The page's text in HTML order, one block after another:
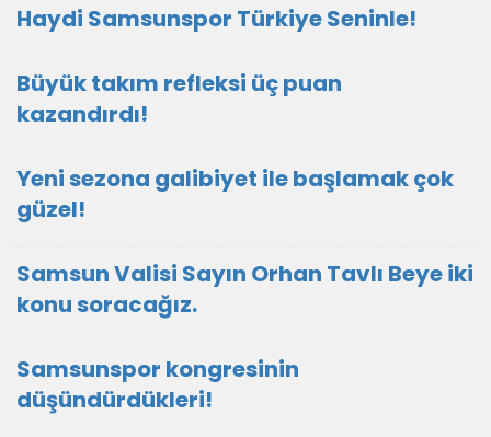
Haydi Samsunspor Türkiye Seninle!
Büyük takım refleksi üç puan
kazandırdı!
Yeni sezona galibiyet ile başlamak çok
güzel!
Samsun Valisi Sayın Orhan Tavlı Beye iki
konu soracağız.
Samsunspor kongresinin
düşündürdükleri!